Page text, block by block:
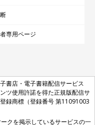
専用ページ
書店・電子書籍配信サービス
ツ使用許諾を得た正規版配信サ
録商標（登録番号 第11091003
クを掲示しているサービスの一